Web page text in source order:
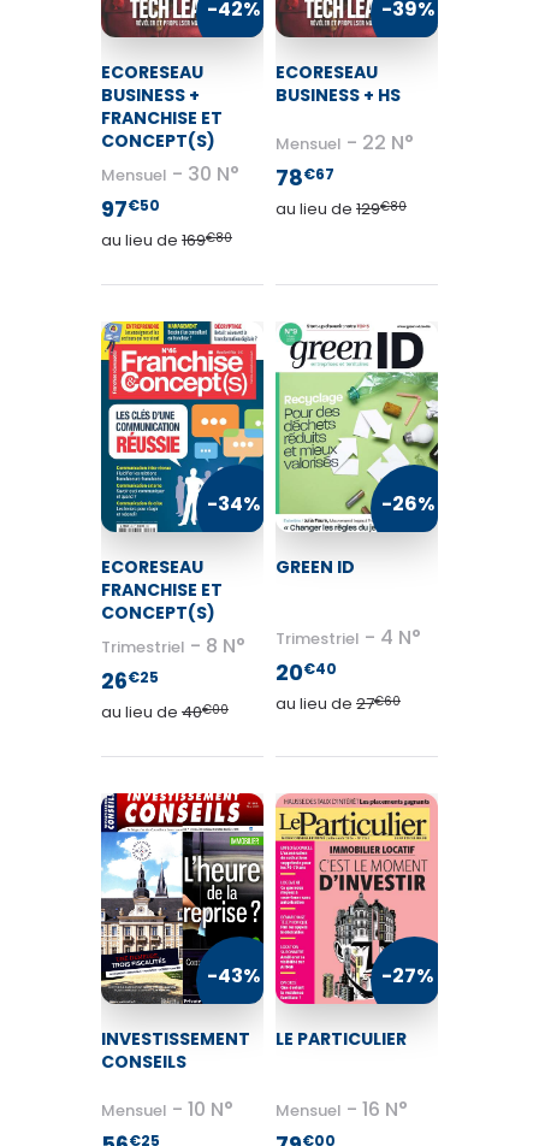
-42%
ECORESEAU
BUSINESS +
FRANCHISE ET
CONCEPT(S)
Mensuel 30 N°
97€50
au lieu de 169€80
-39%
ECORESEAU
BUSINESS + HS
Mensuel 22 N°
78€67
au lieu de 129€80
-34%
ECORESEAU
FRANCHISE ET
CONCEPT(S)
Trimestriel 8 N°
26€25
au lieu de 40€00
-26%
GREEN ID
Trimestriel 4 N°
20€40
au lieu de 27€60
-43%
INVESTISSEMENT
CONSEILS
Mensuel 10 N°
€25
-27%
LE PARTICULIER
Mensuel 16 N°
€00
LE MONDE DIPLOMATIQUE
48
€75
au lieu de 70€80
VOIR MON PANIER
CONTINUER MES ACHATS